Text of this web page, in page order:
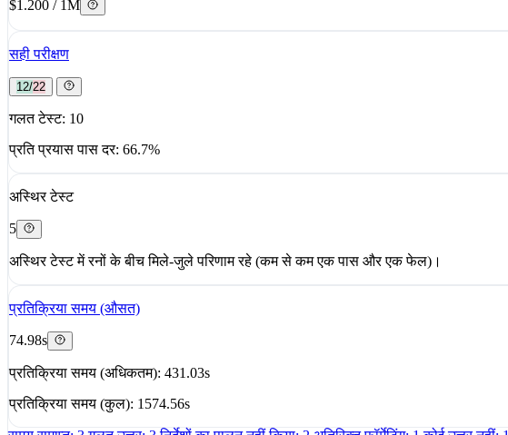
$1.200 / 1M
सही परीक्षण
12/22
गलत टेस्ट: 10
प्रति प्रयास पास दर: 66.7%
अस्थिर टेस्ट
5
अस्थिर टेस्ट में रनों के बीच मिले-जुले परिणाम रहे (कम से कम एक पास और एक फेल)।
प्रतिक्रिया समय (औसत)
74.98s
प्रतिक्रिया समय (अधिकतम): 431.03s
प्रतिक्रिया समय (कुल): 1574.56s